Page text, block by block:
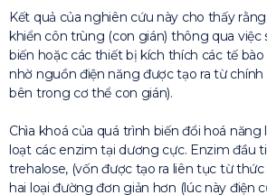
Kết quả của nghiên cứu này cho thấy
khiển côn trùng (con gián) thông qua việc
biến hoặc các thiết bị kích thích các tế
nhờ nguồn điện năng được tạo ra từ
bên trong cơ thể con gián).
Chìa khoá của quá trình biến đổi hoá
loạt các enzim tại dương cực. Enzim đầu
trehalose, (vốn được tạo ra liên tục từ
hai loại đường đơn giản hơn (lúc này điện